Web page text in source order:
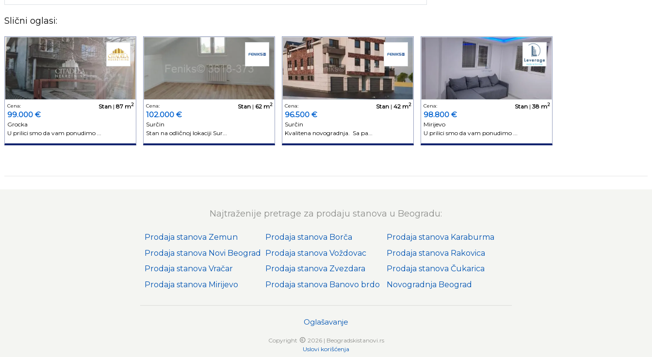
Slični oglasi:
Cena:
99.000 €
Stan| 87 m2
Grocka
U prilici smo da vam ponudimo ...
Cena:
102.000 €
Stan| 62 m2
Surčin
Stan na odličnoj lokaciji Sur...
Cena:
96.500 €
Stan| 42 m2
Surčin
Kvalitena novogradnja. Sa pa...
Cena:
98.800 €
Stan|38 m2
Mirijevo
U prilici smo da vam ponudimo ...
Najtraženije pretrage za prodaju stanova u Beogradu:
Prodaja stanova Zemun
Prodaja stanova Novi Beograd
Prodaja stanova Vračar
Prodaja stanova Mirijevo
Prodaja stanova Borča
Prodaja stanova Voždovac
Prodaja stanova Zvezdara
Prodaja stanova Banovo brdo
Prodaja stanova Karaburma
Prodaja stanova Rakovica
Prodaja stanova Čukarica
Novogradnja Beograd
Oglašavanje
Copyright
2026 | Beogradskistanovi.rs
Uslovi korišćenja